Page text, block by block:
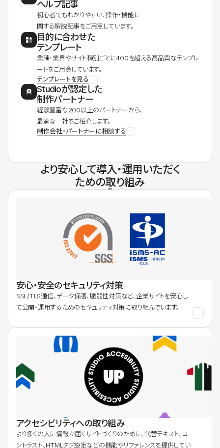
ヘルプ記事
初心者でもわかりやすい、操作・機能に
関する解説記事をご用意しています。
目的に合わせた
テンプレート
業種・業界やサイト種別ごとに400を超える高品質なテンプレ
ートをご用意しています。
テンプレートを見る
Studioが認定した
制作パートナー
経験豊富な200以上のパートナーから、
最適な一社をご紹介します。
制作会社・パートナーに相談する
より安心して導入・運用いただく
ための取り組み
安心・安全のセキュリティ対策
SSL/TLS通信、データ保護、脆弱性対策など、企業サイトを安心し
て公開・運用するためのセキュリティ対策に取り組んでいます。
アクセシビリティへの取り組み
より多くの人に情報が届くサイトづくりのために、代替テキスト、コ
ントラスト、HTMLタグ設定などの機能やリファレンスを提供してい